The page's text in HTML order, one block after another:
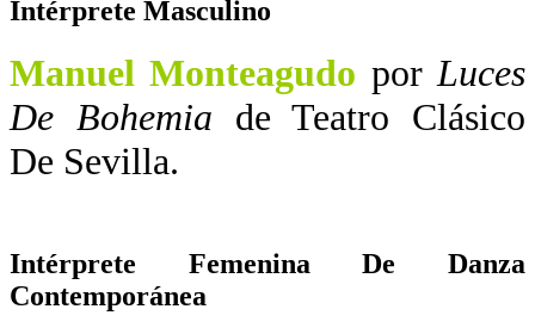
Intérprete Masculino
Manuel Monteagudo por Luces
De Bohemia de Teatro Clásico
De Sevilla.
Intérprete Femenina De Danza
Contemporánea